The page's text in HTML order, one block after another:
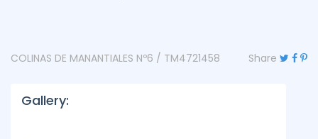
COLINAS DE MANANTIALES Nº6 / TM4721458 Share
Gallery: